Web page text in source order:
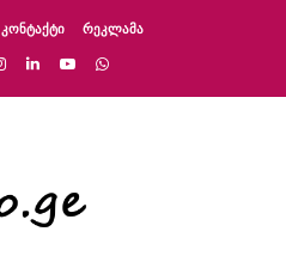
ᲙᲝᲜᲢᲐᲥᲢᲘ ᲠᲔᲙᲚᲐᲛᲐ